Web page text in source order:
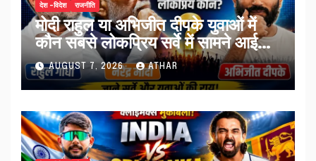
देश -विदेश राजनीति
मोदी राहुल या अभिजीत दीपके युवाओं में
कौन सबसे लोकप्रिय सर्वे में सामने आई
तस्वीर…
AUGUST 7, 2026 ATHAR